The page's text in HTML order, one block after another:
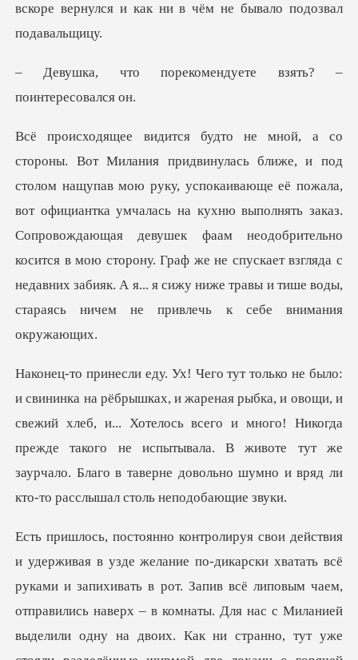
вскоре верн
комендуете взять? –
пожала,
вот официантка умчалась на кухню выполнять заказ.
Сопровождающая девушек фаам неодобрительно
косится в мою сторону. Граф же
овощи, и
свежий хлеб, и... Хотелось всего и много! Никогда
прежде такого не испытывала. В животе т
ь в рот. Запив всё липовым чаем,
отправились наверх – в комнаты. Для нас с Миланией
выделили одну на двоих. Как ни стран